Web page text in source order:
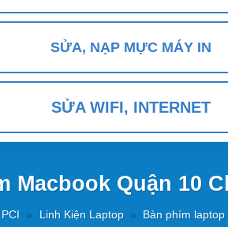
SỬA, NẠP MỰC MÁY IN
SỬA WIFI, INTERNET
Macbook Quận 10
» Linh Kiện Laptop » Bàn phím laptop